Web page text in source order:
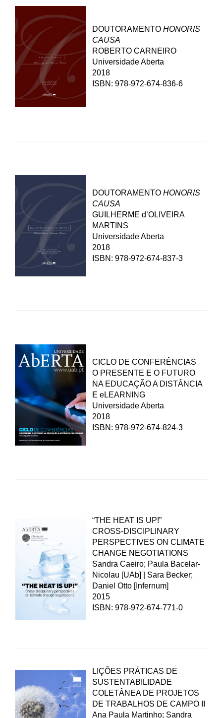
DOUTORAMENTO HONORIS
CAUSA
ROBERTO CARNEIRO
Universidade Aberta
2018
ISBN: 978-972-674-836-6
DOUTORAMENTO HONORIS
CAUSA
GUILHERME d’OLIVEIRA
MARTINS
Universidade Aberta
2018
ISBN: 978-972-674-837-3
CICLO DE CONFERÊNCIAS
O PRESENTE E O FUTURO
NA EDUCAÇÃO A DISTÂNCIA
E eLEARNING
Universidade Aberta
2018
ISBN: 978-972-674-824-3
“THE HEAT IS UP!”
CROSS-DISCIPLINARY
PERSPECTIVES ON CLIMATE
CHANGE NEGOTIATIONS
Sandra Caeiro; Paula Bacelar-
Nicolau [UAb] | Sara Becker;
Daniel Otto [Infernum]
2015
ISBN: 978-972-674-771-0
LIÇÕES PRÁTICAS DE
SUSTENTABILIDADE
COLETÂNEA DE PROJETOS
DE TRABALHOS DE CAMPO II
Ana Paula Martinho; Sandra